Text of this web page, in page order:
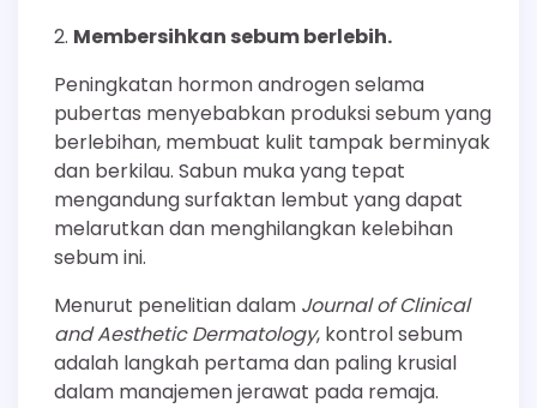
Membersihkan sebum berlebih.
Peningkatan hormon androgen selama
pubertas menyebabkan produksi sebum yang
berlebihan, membuat kulit tampak berminyak
dan berkilau. Sabun muka yang tepat
mengandung surfaktan lembut yang dapat
melarutkan dan menghilangkan kelebihan
sebum ini.
Menurut penelitian dalam Journal of Clinical
and Aesthetic Dermatology, kontrol sebum
adalah langkah pertama dan paling krusial
dalam manajemen jerawat pada remaja.